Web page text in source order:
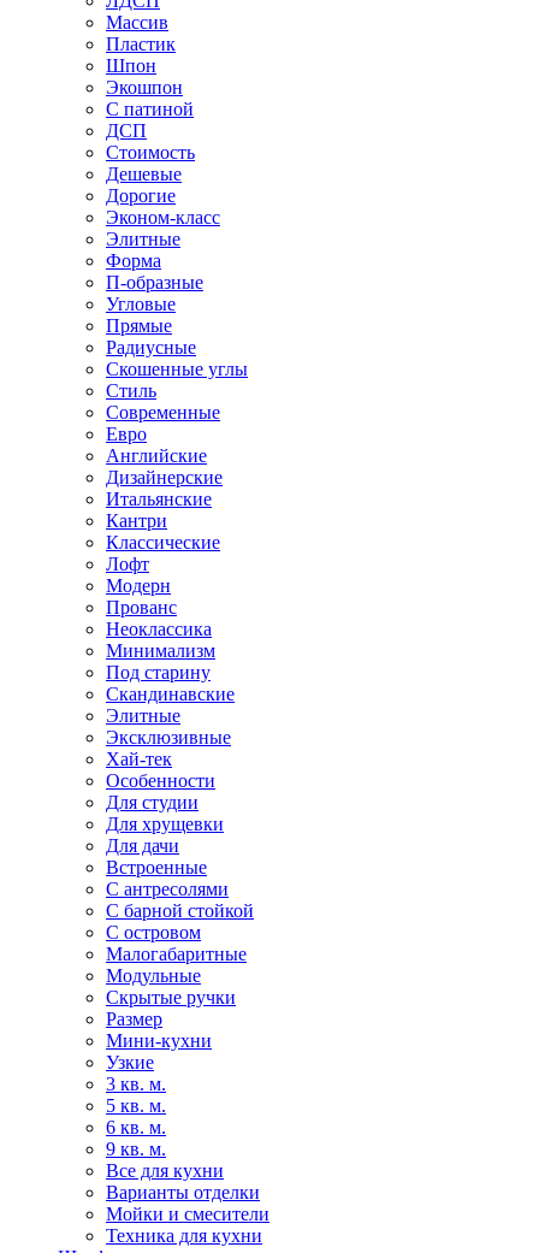
Массив
Пластик
Шпон
Экошпон
С патиной
ДСП
Стоимость
Дешевые
Дорогие
Эконом-класс
Элитные
Форма
П-образные
Угловые
Прямые
Радиусные
Скошенные углы
Стиль
Современные
Евро
Английские
Дизайнерские
Итальянские
Кантри
Классические
Лофт
Модерн
Прованс
Неоклассика
Минимализм
Под старину
Скандинавские
Элитные
Эксклюзивные
Хай-тек
Особенности
Для студии
Для хрущевки
Для дачи
Встроенные
С антресолями
С барной стойкой
С островом
Малогабаритные
Модульные
Скрытые ручки
Размер
Мини-кухни
Узкие
3 кв. м.
5 кв. м.
6 кв. м.
9 кв. м.
Все для кухни
Варианты отделки
Мойки и смесители
Техника для кухни